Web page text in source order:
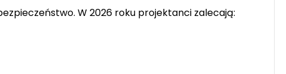
W 2026 roku projektanci zalecają: